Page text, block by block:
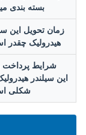
بسته بندی میشه؟
زمان تحویل این سیلندر
هیدرولیک چقدر است؟
شرایط پرداخت برای
سیلندر هیدرولیک چه
شکلی است؟